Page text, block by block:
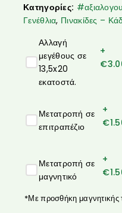
Κατηγορίες: #αξιαλογου
Γενέθλια, Πινακίδες –
Αλλαγή
μεγέθους σε
13,5x20
εκατοστά.
+
€
Μετατροπή σε
επιτραπέζιο
+
€
Μετατροπή σε
μαγνητικό
+
€
*Με προσθήκη μαγνητικής